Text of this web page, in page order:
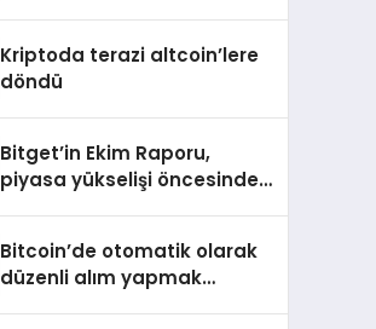
Kriptoda terazi altcoin’lere
döndü
Bitget’in Ekim Raporu,
piyasa yükselişi öncesinde
Bitcoin’de otomatik olarak
düzenli alım yapmak